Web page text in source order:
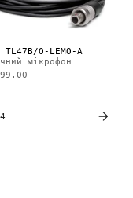
O-LEMO-A
мікрофон
4